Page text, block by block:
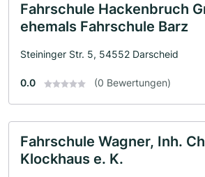
Fahrschule Hackenbruch
ehemals Fahrschule Barz
Steininger Str. 5, 54552 Darscheid
0.0 (0 Bewertungen)
Fahrschule Wagner, Inh.
Klockhaus e. K.